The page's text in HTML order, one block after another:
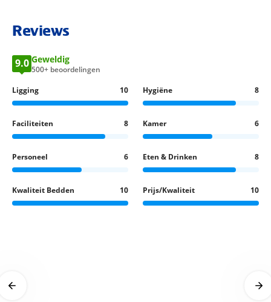
Reviews
9.0 Geweldig
500+ beoordelingen
Ligging
10 Hygiëne 8
Faciliteiten 8 Kamer 6
Personeel 6 Eten & Drinken 8
Kwaliteit Bedden 10 Prijs/Kwaliteit 10